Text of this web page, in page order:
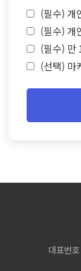
(필수) 개
(필수) 개
(필수) 만
(선택) 마
대표번